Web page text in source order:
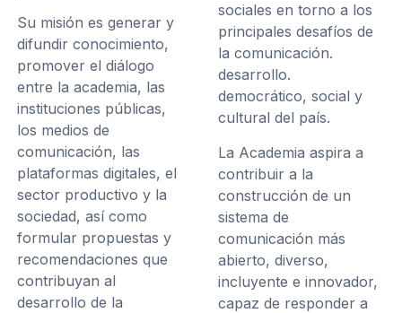
Su misión es generar y
difundir conocimiento,
promover el diálogo
entre la academia, las
instituciones públicas,
los medios de
comunicación, las
plataformas digitales, el
sector productivo y la
sociedad, así como
formular propuestas y
recomendaciones que
contribuyan al
desarrollo de la
sociales en torno a los
principales desafíos de
la comunicación.
desarrollo.
democrático, social y
cultural del país.
La Academia aspira a
contribuir a la
construcción de un
sistema de
comunicación más
abierto, diverso,
incluyente e innovador,
capaz de responder a